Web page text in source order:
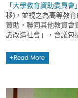
「大學教育資助委員會
移)，並視之為高等教
贊助，聯同其他教資會
識改造社會」，會議包
Read More